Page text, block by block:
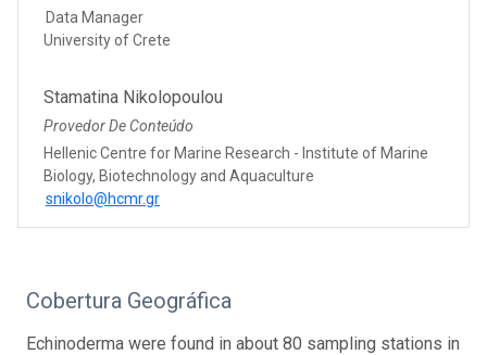
Data Manager
University of Crete
Stamatina Nikolopoulou
Provedor De Conteúdo
Hellenic Centre for Marine Research - Institute of Marine
Biology, Biotechnology and Aquaculture
snikolo@hcmr.gr
Cobertura Geográfica
Echinoderma were found in about 80 sampling stations in